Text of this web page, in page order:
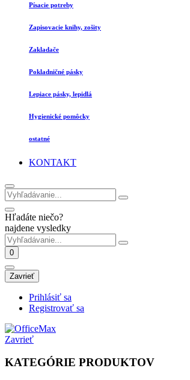
Písacie potreby
Zapisovacie knihy, zošity
Zakladače
Pokladničné pásky
Lepiace pásky, lepidlá
Hygienické pomôcky
ostatné
KONTAKT
Hľadáte niečo?
najdene vysledky
0
Zavrieť
Prihlásiť sa
Registrovať sa
Zavrieť
KATEGÓRIE PRODUKTOV